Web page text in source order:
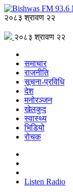
२०८३ श्रावण २२
२०८३ श्रावण २२
समाचार
राजनीति
सूचना-प्रविधि
देश
मनोरञ्जन
खेलकुद
स्वास्थ्य
भिडियो
रोचक
Listen Radio